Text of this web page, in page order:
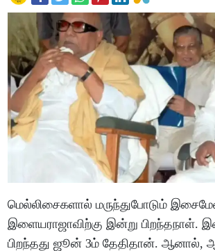
மெல்லிசைகளால் மருந்துபோடும்
இளையராஜாவிற்கு இன்று பிறந்தநாள்.
பிறந்தது ஜூன் 3ம் தேதிதான். ஆனால்,